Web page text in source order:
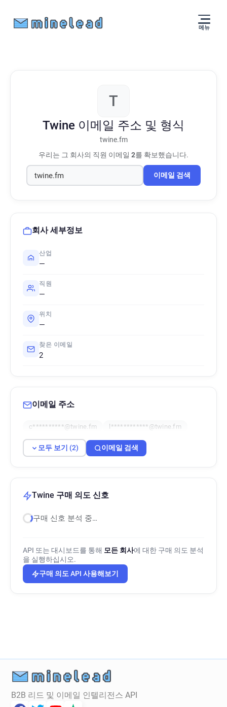
메뉴
T
Twine 이메일 주소 및 형식
twine.fm
우리는 그 회사의 직원 이메일 2를 확보했습니다.
이메일 검색
회사 세부정보
산업
—
직원
—
위치
—
찾은 이메일
2
이메일 주소
c**********@twine.fm l************@twine.fm
모두 보기 (2) 이메일 검색
Twine 구매 의도 신호
구매 신호 분석 중…
API 또는 대시보드를 통해 모든 회사에 대한 구매 의도 분석
을 실행하십시오.
구매 의도 API 사용해보기
B2B 리드 및 이메일 인텔리전스 API